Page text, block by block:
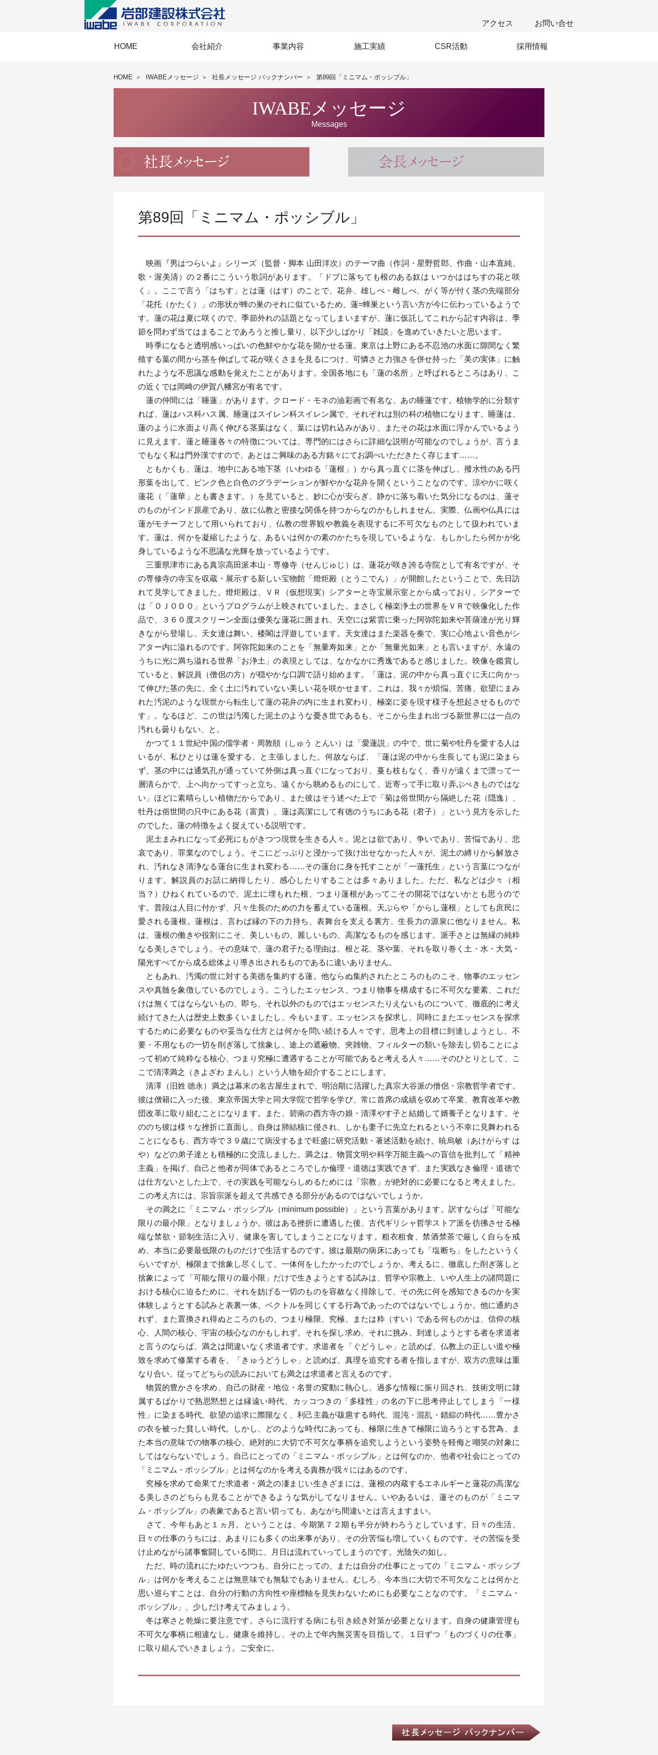
アクセス お問い合せ
HOME 会社紹介 事業内容 施工実績 CSR活動 採用情報
HOME ＞ IWABEメッセージ ＞ 社長メッセージ バックナンバー ＞ 第89回「ミニマム・ポッシブル」
IWABEメッセージ
Messages
第89回「ミニマム・ポッシブル」
映画『男はつらいよ』シリーズ（監督・脚本 山田洋次）のテーマ曲（作詞・星野哲郎、作曲・山本直純、
歌・渥美清）の２番にこういう歌詞があります。「ドブに落ちても根のある奴は いつかははちすの花と咲
く」。ここで言う「はちす」とは蓮（はす）のことで、花弁、雄しべ・雌しべ、がく等が付く茎の先端部分
「花托（かたく）」の形状が蜂の巣のそれに似ているため、蓮=蜂巣という言い方が今に伝わっているようで
す。蓮の花は夏に咲くので、季節外れの話題となってしまいますが、蓮に仮託してこれから記す内容は、季
節を問わず当てはまることであろうと推し量り、以下少しばかり「雑談」を進めていきたいと思います。
時季になると透明感いっぱいの色鮮やかな花を開かせる蓮。東京は上野にある不忍池の水面に隙間なく繁
殖する葉の間から茎を伸ばして花が咲くさまを見るにつけ、可憐さと力強さを併せ持った「美の実体」に触
れたような不思議な感動を覚えたことがあります。全国各地にも「蓮の名所」と呼ばれるところはあり、こ
の近くでは岡崎の伊賀八幡宮が有名です。
蓮の仲間には「睡蓮」があります。クロード・モネの油彩画で有名な、あの睡蓮です。植物学的に分類す
れば、蓮はハス科ハス属、睡蓮はスイレン科スイレン属で、それぞれは別の科の植物になります。睡蓮は、
蓮のように水面より高く伸びる茎葉はなく、葉には切れ込みがあり、またその花は水面に浮かんでいるよう
に見えます。蓮と睡蓮各々の特徴については、専門的にはさらに詳細な説明が可能なのでしょうが、言うま
でもなく私は門外漢ですので、あとはご興味のある方銘々にてお調べいただきたく存じます……。
ともかくも、蓮は、地中にある地下茎（いわゆる「蓮根」）から真っ直ぐに茎を伸ばし、撥水性のある円
形葉を出して、ピンク色と白色のグラデーションが鮮やかな花弁を開くということなのです。涼やかに咲く
蓮花（「蓮華」とも書きます。）を見ていると、妙に心が安らぎ、静かに落ち着いた気分になるのは、蓮そ
のものがインド原産であり、故に仏教と密接な関係を持つからなのかもしれません。実際、仏画や仏具には
蓮がモチーフとして用いられており、仏教の世界観や教義を表現するに不可欠なものとして扱われていま
す。蓮は、何かを凝縮したような、あるいは何かの素のかたちを現しているような、もしかしたら何かが化
身しているような不思議な光輝を放っているようです。
三重県津市にある真宗高田派本山・専修寺（せんじゅじ）は、蓮花が咲き誇る寺院として有名ですが、そ
の専修寺の寺宝を収蔵・展示する新しい宝物館「燈炬殿（とうこでん）」が開館したということで、先日訪
れて見学してきました。燈炬殿は、ＶＲ（仮想現実）シアターと寺宝展示室とから成っており、シアターで
は「ＯＪＯＤＯ」というプログラムが上映されていました。まさしく極楽浄土の世界をＶＲで映像化した作
品で、３６０度スクリーン全面は優美な蓮花に囲まれ、天空には紫雲に乗った阿弥陀如来や菩薩達が光り輝
きながら登場し、天女達は舞い、楼閣は浮遊しています。天女達はまた楽器を奏で、実に心地よい音色がシ
アター内に溢れるのです。阿弥陀如来のことを「無量寿如来」とか「無量光如来」とも言いますが、永遠の
うちに光に満ち溢れる世界「お浄土」の表現としては、なかなかに秀逸であると感じました。映像を鑑賞し
ていると、解説員（僧侶の方）が穏やかな口調で語り始めます。「蓮は、泥の中から真っ直ぐに天に向かっ
て伸びた茎の先に、全く土に汚れていない美しい花を咲かせます。これは、我々が煩悩、苦痛、欲望にまみ
れた汚泥のような現世から転生して蓮の花弁の内に生まれ変わり、極楽に姿を現す様子を想起させるもので
す」。なるほど、この世は汚濁した泥土のような憂き世であるも、そこから生まれ出づる新世界には一点の
汚れも曇りもない、と。
かつて１１世紀中国の儒学者・周敦頤（しゅう とんい）は「愛蓮説」の中で、世に菊や牡丹を愛する人は
いるが、私ひとりは蓮を愛する、と主張しました。何故ならば、「蓮は泥の中から生長しても泥に染まら
ず、茎の中には通気孔が通っていて外側は真っ直ぐになっており、蔓も枝もなく、香りが遠くまで漂って一
層清らかで、上へ向かってすっと立ち、遠くから眺めるものにして、近寄って手に取り弄ぶべきものではな
い」ほどに素晴らしい植物だからであり、また彼はそう述べた上で「菊は俗世間から隔絶した花（隠逸）、
牡丹は俗世間の只中にある花（富貴）、蓮は高潔にして有徳のうちにある花（君子）」という見方を示した
のでした。蓮の特徴をよく捉えている説明です。
泥土まみれになって必死にもがきつつ現世を生きる人々。泥とは欲であり、争いであり、苦悩であり、悲
哀であり、罪業なのでしょう。そこにどっぷりと浸かって抜け出せなかった人々が、泥土の縛りから解放さ
れ、汚れなき清浄なる蓮台に生まれ変わる……その蓮台に身を托すことが「一蓮托生」という言葉につなが
ります。解説員のお話に納得したり、感心したりすることは多々ありました。ただ、私などは少々（相
当？）ひねくれているので、泥土に埋もれた根、つまり蓮根があってこその開花ではないかとも思うので
す。普段は人目に付かず、只々生長のための力を蓄えている蓮根。天ぷらや「からし蓮根」としても庶民に
愛される蓮根。蓮根は、言わば縁の下の力持ち、表舞台を支える裏方、生長力の源泉に他なりません。私
は、蓮根の働きや役割にこそ、美しいもの、麗しいもの、高潔なるものを感じます。派手さとは無縁の純粋
なる美しさでしょう。その意味で、蓮の君子たる理由は、根と花、茎や葉、それを取り巻く土・水・大気・
陽光すべてから成る総体より導き出されるものであるに違いありません。
ともあれ、汚濁の世に対する美徳を集約する蓮。他ならぬ集約されたところのものこそ、物事のエッセン
スや真髄を象徴しているのでしょう。こうしたエッセンス、つまり物事を構成するに不可欠な要素、これだ
けは無くてはならないもの、即ち、それ以外のものではエッセンスたりえないものについて、徹底的に考え
続けてきた人は歴史上数多くいましたし、今もいます。エッセンスを探求し、同時にまたエッセンスを探求
するために必要なものや妥当な仕方とは何かを問い続ける人々です。思考上の目標に到達しようとし、不
要・不用なもの一切を削ぎ落して捨象し、途上の遮蔽物、夾雑物、フィルターの類いを除去し切ることによ
って初めて純粋なる核心、つまり究極に遭遇することが可能であると考える人々……そのひとりとして、こ
こで清澤満之（きよざわ まんし）という人物を紹介することにします。
清澤（旧姓 徳永）満之は幕末の名古屋生まれで、明治期に活躍した真宗大谷派の僧侶・宗教哲学者です。
彼は僧籍に入った後、東京帝国大学と同大学院で哲学を学び、常に首席の成績を収めて卒業、教育改革や教
団改革に取り組むことになります。また、碧南の西方寺の娘・清澤やす子と結婚して婿養子となります。そ
ののち彼は様々な挫折に直面し、自身は肺結核に侵され、しかも妻子に先立たれるという不幸に見舞われる
ことになるも、西方寺で３９歳にて病没するまで旺盛に研究活動・著述活動を続け、暁烏敏（あけがらす は
や）などの弟子達とも積極的に交流しました。満之は、物質文明や科学万能主義への盲信を批判して「精神
主義」を掲げ、自己と他者が同体であるところでしか倫理・道徳は実践できず、また実践なき倫理・道徳で
は仕方ないとした上で、その実践を可能ならしめるためには「宗教」が絶対的に必要になると考えました。
この考え方には、宗旨宗派を超えて共感できる部分があるのではないでしょうか。
その満之に「ミニマム・ポッシブル（minimum possible）」という言葉があります。訳すならば「可能な
限りの最小限」となりましょうか。彼はある挫折に遭遇した後、古代ギリシャ哲学ストア派を彷彿させる極
端な禁欲・節制生活に入り、健康を害してしまうことになります。粗衣粗食、禁酒禁茶で厳しく自らを戒
め、本当に必要最低限のものだけで生活するのです。彼は最期の病床にあっても「塩断ち」をしたというく
らいですが、極限まで捨象し尽くして、一体何をしたかったのでしょうか。考えるに、徹底した削ぎ落しと
捨象によって「可能な限りの最小限」だけで生きようとする試みは、哲学や宗教上、いや人生上の諸問題に
おける核心に迫るために、それを妨げる一切のものを容赦なく排除して、その先に何を感知できるのかを実
体験しようとする試みと表裏一体、ベクトルを同じくする行為であったのではないでしょうか。他に通約さ
れず、また置換され得ぬところのもの、つまり極限、究極、または粋（すい）である何ものかは、信仰の核
心、人間の核心、宇宙の核心なのかもしれず、それを探し求め、それに挑み、到達しようとする者を求道者
と言うのならば、満之は間違いなく求道者です。求道者を「ぐどうしゃ」と読めば、仏教上の正しい道や極
致を求めて修業する者を、「きゅうどうしゃ」と読めば、真理を追究する者を指しますが、双方の意味は重
なり合い、従ってどちらの読みにおいても満之は求道者と言えるのです。
物質的豊かさを求め、自己の財産・地位・名誉の変動に執心し、過多な情報に振り回され、技術文明に隷
属するばかりで熟思黙想とは縁遠い時代、カッコつきの「多様性」の名の下に思考停止してしまう「一様
性」に染まる時代、欲望の追求に際限なく、利己主義が跋扈する時代、混沌・混乱・錯綜の時代……豊かさ
の衣を被った貧しい時代。しかし、どのような時代にあっても、極限に生きて極限に迫ろうとする営為、ま
た本当の意味での物事の核心、絶対的に大切で不可欠な事柄を追究しようという姿勢を軽侮と嘲笑の対象に
してはならないでしょう。自己にとっての「ミニマム・ポッシブル」とは何なのか、他者や社会にとっての
「ミニマム・ポッシブル」とは何なのかを考える責務が我々にはあるのです。
究極を求めて命果てた求道者・満之の凄まじい生きざまには、蓮根の内蔵するエネルギーと蓮花の高潔な
る美しさのどちらも見ることができるような気がしてなりません。いやあるいは、蓮そのものが「ミニマ
ム・ポッシブル」の表象であると言い切っても、あながち間違いとは言えますまい。
さて、今年もあと１ヵ月。ということは、今期第７２期も半分が終わろうとしています。日々の生活、
日々の仕事のうちには、あまりにも多くの出来事があり、その分苦悩も増していくものです。その苦悩を受
け止めながら諸事奮闘している間に、月日は流れていってしまうのです。光陰矢の如し。
ただ、時の流れにたゆたいつつも、自分にとっての、または自分の仕事にとっての「ミニマム・ポッシブ
ル」は何かを考えることは無意味でも無駄でもありません。むしろ、今本当に大切で不可欠なことは何かと
思い巡らすことは、自分の行動の方向性や座標軸を見失わないためにも必要なことなのです。「ミニマム・
ポッシブル」、少しだけ考えてみましょう。
冬は寒さと乾燥に要注意です。さらに流行する病にも引き続き対策が必要となります。自身の健康管理も
不可欠な事柄に相違なし。健康を維持し、その上で年内無災害を目指して、１日ずつ「ものづくりの仕事」
に取り組んでいきましょう。ご安全に。